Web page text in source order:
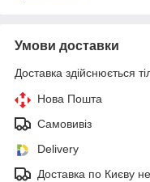
Умови доставки
Доставка здійснюється
Нова Пошта
Самовивіз
Delivery
Доставка по Києву